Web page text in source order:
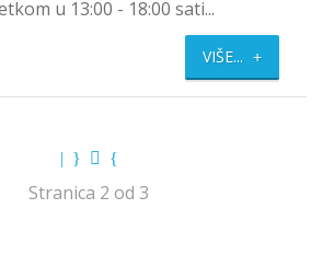
u 13:00 - 18:00 sati...
VIŠE...
Stranica 2 od 3